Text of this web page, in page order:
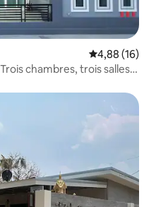
Évaluation
4,88 (16)
chambres, trois salles